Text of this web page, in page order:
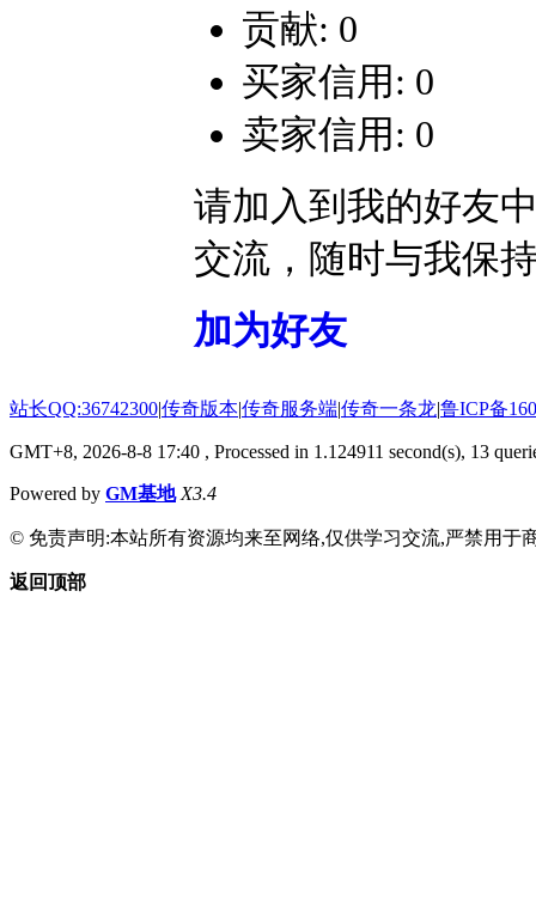
贡献: 0
买家信用: 0
卖家信用: 0
请加入到我的好友
交流，随时与我保
加为好友
站长QQ:36742300|传奇版本|传奇服务端|传奇一条龙|鲁ICP备
GMT+8, 2026-8-8 17:40 , Processed in 1.124911 second(s), 13
Powered by GM基地 X3.4
© 免责声明:本站所有资源均来至网络,仅供学习交流,严禁用于
返回顶部